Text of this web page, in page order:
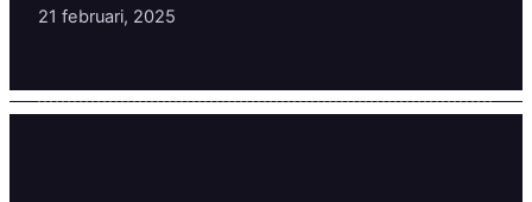
21 februari, 2025